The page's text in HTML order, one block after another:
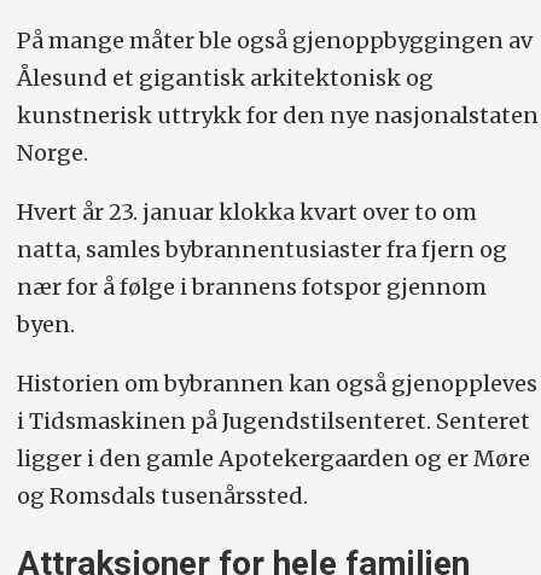
På mange måter ble også gjenoppbyggingen av
Ålesund et gigantisk arkitektonisk og
kunstnerisk uttrykk for den nye nasjonalstaten
Norge.
Hvert år 23. januar klokka kvart over to om
natta, samles bybrannentusiaster fra fjern og
nær for å følge i brannens fotspor gjennom
byen.
Historien om bybrannen kan også gjenoppleves
i Tidsmaskinen på Jugendstilsenteret. Senteret
ligger i den gamle Apotekergaarden og er Møre
og Romsdals tusenårssted.
Attraksjoner for hele familien